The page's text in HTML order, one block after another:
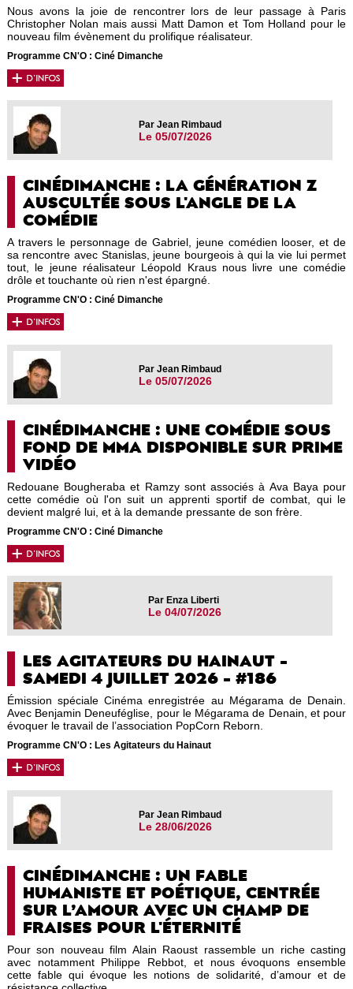
Nous avons la joie de rencontrer lors de leur passage à Paris
Christopher Nolan mais aussi Matt Damon et Tom Holland pour le
nouveau film évènement du prolifique réalisateur.
Programme CN'O : Ciné Dimanche
Par Jean Rimbaud
Le 05/07/2026
CINÉDIMANCHE : LA GÉNÉRATION Z
AUSCULTÉE SOUS L'ANGLE DE LA
COMÉDIE
A travers le personnage de Gabriel, jeune comédien looser, et de
sa rencontre avec Stanislas, jeune bourgeois à qui la vie lui permet
tout, le jeune réalisateur Léopold Kraus nous livre une comédie
drôle et touchante où rien n'est épargné.
Programme CN'O : Ciné Dimanche
Par Jean Rimbaud
Le 05/07/2026
CINÉDIMANCHE : UNE COMÉDIE SOUS
FOND DE MMA DISPONIBLE SUR PRIME
VIDÉO
Redouane Bougheraba et Ramzy sont associés à Ava Baya pour
cette comédie où l'on suit un apprenti sportif de combat, qui le
devient malgré lui, et à la demande pressante de son frère.
Programme CN'O : Ciné Dimanche
Par Enza Liberti
Le 04/07/2026
LES AGITATEURS DU HAINAUT -
SAMEDI 4 JUILLET 2026 - #186
Émission spéciale Cinéma enregistrée au Mégarama de Denain.
Avec Benjamin Deneuféglise, pour le Mégarama de Denain, et pour
évoquer le travail de l’association PopCorn Reborn.
Programme CN'O : Les Agitateurs du Hainaut
Par Jean Rimbaud
Le 28/06/2026
CINÉDIMANCHE : UN FABLE
HUMANISTE ET POÉTIQUE, CENTRÉE
SUR L’AMOUR AVEC UN CHAMP DE
FRAISES POUR L'ÉTERNITÉ
Pour son nouveau film Alain Raoust rassemble un riche casting
avec notamment Philippe Rebbot, et nous évoquons ensemble
cette fable qui évoque les notions de solidarité, d’amour et de